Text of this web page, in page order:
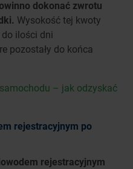
dokonać zwrotu
Wysokość tej kwoty
ilości dni
pozostały do końca
– jak odzyskać
rejestracyjnym po
rejestracyjnym